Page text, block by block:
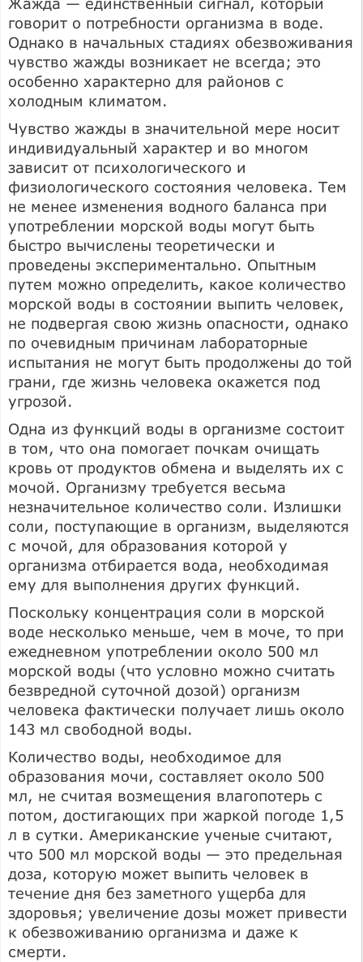
говорит о потребности организма в воде.
Однако в начальных стадиях обезвоживания
чувство жажды возникает не всегда; это
особенно характерно для районов с
холодным климатом.
Чувство жажды в значительной мере носит
индивидуальный характер и во многом
зависит от психологического и
физиологического состояния человека. Тем
не менее изменения водного баланса при
употреблении морской воды могут быть
быстро вычислены теоретически и
проведены экспериментально. Опытным
путем можно определить, какое количество
морской воды в состоянии выпить человек,
не подвергая свою жизнь опасности, однако
по очевидным причинам лабораторные
испытания не могут быть продолжены до той
грани, где жизнь человека окажется под
угрозой.
Одна из функций воды в организме состоит
в том, что она помогает почкам очищать
кровь от продуктов обмена и выделять их с
мочой. Организму требуется весьма
незначительное количество соли. Излишки
соли, поступающие в организм, выделяются
с мочой, для образования которой у
организма отбирается вода, необходимая
ему для выполнения других функций.
Поскольку концентрация соли в морской
воде несколько меньше, чем в моче, то при
ежедневном употреблении около 500 мл
морской воды (что условно можно считать
безвредной суточной дозой) организм
человека фактически получает лишь около
143 мл свободной воды.
Количество воды, необходимое для
образования мочи, составляет около 500
мл, не считая возмещения влагопотерь с
потом, достигающих при жаркой погоде 1,5
л в сутки. Американские ученые считают,
что 500 мл морской воды — это предельная
доза, которую может выпить человек в
течение дня без заметного ущерба для
здоровья; увеличение дозы может привести
к обезвоживанию организма и даже к
смерти.